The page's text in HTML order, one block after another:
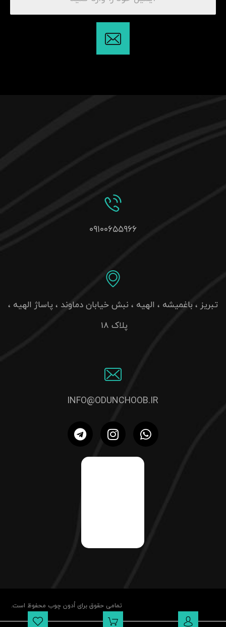
۰۹۱۰۰۶۵۵۹۶۶
تبریز ، باغمیشه ، الهیه ، نبش خیابان دماوند ، پاساژ الهیه ،
پلاک 18
INFO@ODUNCHOOB.IR
تمامی حقوق برای اُدون چوب محفوظ است.